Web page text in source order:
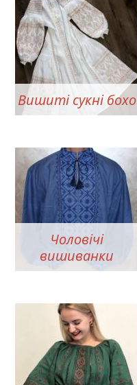
Вишиті сукні бохо
Чоловічі
вишиванки